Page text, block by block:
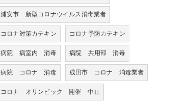
浦安市 新型コロナウイルス消毒業者
コロナ対策カテキン コロナ予防カテキン
病院 病室内 消毒 病院 共用部 消毒
病院 コロナ 消毒 成田市 コロナ 消毒業者
コロナ オリンピック 開催 中止